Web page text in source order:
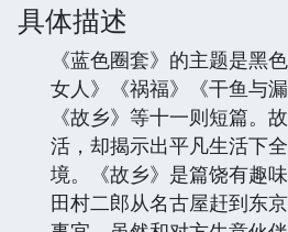
具体描述
《蓝色圈套》的主题是黑
女人》《祸福》《干鱼与
《故乡》等十一则短篇。
活，却揭示出平凡生活下
境。《故乡》是篇饶有趣
田村二郎从名古屋赶到东